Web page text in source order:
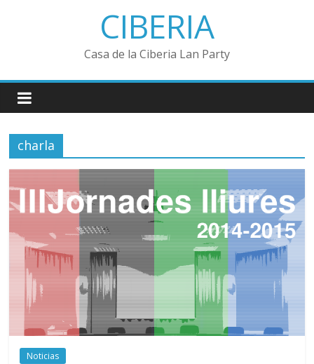
CIBERIA
Casa de la Ciberia Lan Party
charla
Noticias